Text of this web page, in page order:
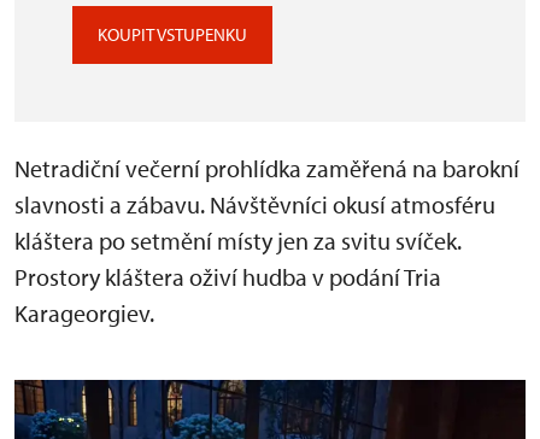
KOUPIT VSTUPENKU
Netradiční večerní prohlídka zaměřená na barokní
slavnosti a zábavu. Návštěvníci okusí atmosféru
kláštera po setmění místy jen za svitu svíček.
Prostory kláštera oživí hudba v podání Tria
Karageorgiev.